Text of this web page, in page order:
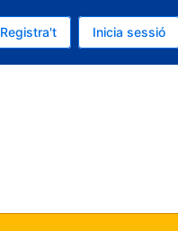
Registra't Inicia sessió